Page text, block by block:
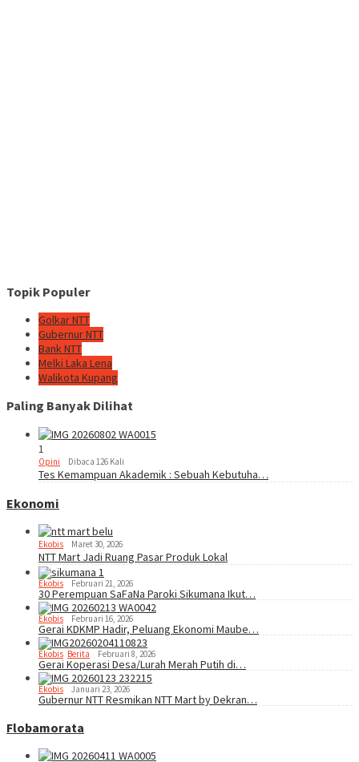
Topik Populer
Golkar NTT
Gubernur NTT
Bank NTT
Melki Laka Lena
Walikota Kupang
Paling Banyak Dilihat
1
Opini Dibaca 126 Kali
Tes Kemampuan Akademik : Sebuah Kebutuha…
Ekonomi
Ekobis Maret 30, 2026
NTT Mart Jadi Ruang Pasar Produk Lokal
Ekobis Februari 21, 2026
30 Perempuan SaFaNa Paroki Sikumana Ikut…
Ekobis Februari 16, 2026
Gerai KDKMP Hadir, Peluang Ekonomi Maube…
Ekobis Berita Februari 8, 2026
Gerai Koperasi Desa/Lurah Merah Putih di…
Ekobis Januari 23, 2026
Gubernur NTT Resmikan NTT Mart by Dekran…
Flobamorata